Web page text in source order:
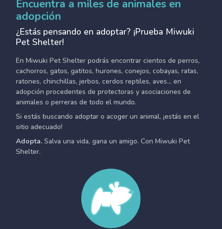
Encuentra a miles de animales en
adopción
¿Estás pensando en adoptar? ¡Prueba Miwuki
Pet Shelter!
En Miwuki Pet Shelter podrás encontrar cientos de perros,
cachorros, gatos, gatitos, hurones, conejos, cobayas, ratas,
ratones, chinchillas, jerbos, cerdos reptiles, aves... en
adopción procedentes de protectoras y asociaciones de
animales o perreras de todo el mundo.
Si estás buscando adoptar o acoger un animal, ¡estás en el
sitio adecuado!
Adopta. Salva una vida, gana un amigo. Con Miwuki Pet
Shelter.